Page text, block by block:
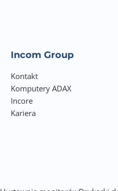
Incom Group
Kontakt
Komputery ADAX
Incore
Kariera